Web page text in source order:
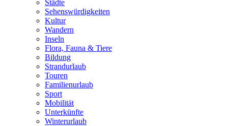
Städte
Sehenswürdigkeiten
Kultur
Wandern
Inseln
Flora, Fauna & Tiere
Bildung
Strandurlaub
Touren
Familienurlaub
Sport
Mobilität
Unterkünfte
Winterurlaub